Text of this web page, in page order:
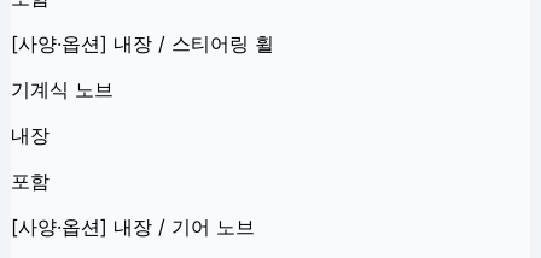
[사양·옵션] 내장 / 스티어링 휠
기계식 노브
내장
포함
[사양·옵션] 내장 / 기어 노브